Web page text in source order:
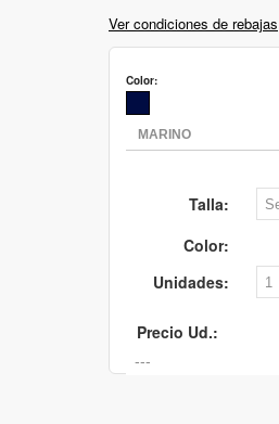
Ver condiciones de rebajas
Color:
Talla:
Color:
Unidades:
Precio Ud.: